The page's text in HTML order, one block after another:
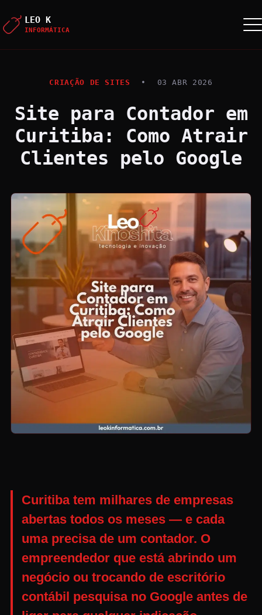
LEO K
INFORMÁTICA
CRIAÇÃO DE SITES • 03 ABR 2026
Site para Contador em
Curitiba: Como Atrair
Clientes pelo Google
Curitiba tem milhares de empresas
abertas todos os meses — e cada
uma precisa de um contador. O
empreendedor que está abrindo um
negócio ou trocando de escritório
contábil pesquisa no Google antes de